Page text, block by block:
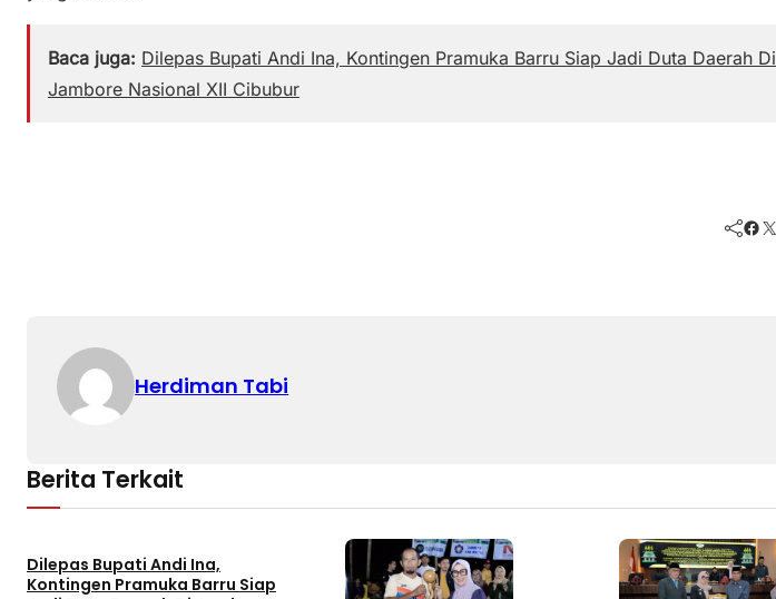
Baca juga: Dilepas Bupati Andi Ina, Kontingen Pramuka Barru Siap Jadi Duta Daerah Di
Jambore Nasional XII Cibubur
Facebook Twitter
Herdiman Tabi
Berita Terkait
Dilepas Bupati Andi Ina,
Kontingen Pramuka Barru Siap